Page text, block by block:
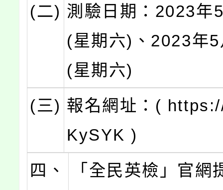
(二) 測驗日期：2023年
(星期六)、2023年
(星期六)
(三) 報名網址：(
KySYK )
四、
「全民英檢」官網